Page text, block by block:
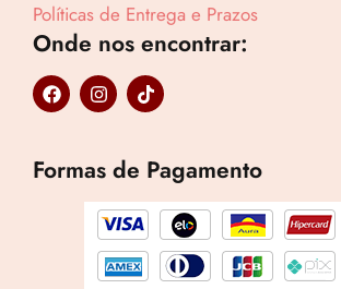
Políticas de Entrega e Prazos
Onde nos encontrar:
F
a
o
I
n
g
a
m
T
i
o
k
Formas de Pagamento